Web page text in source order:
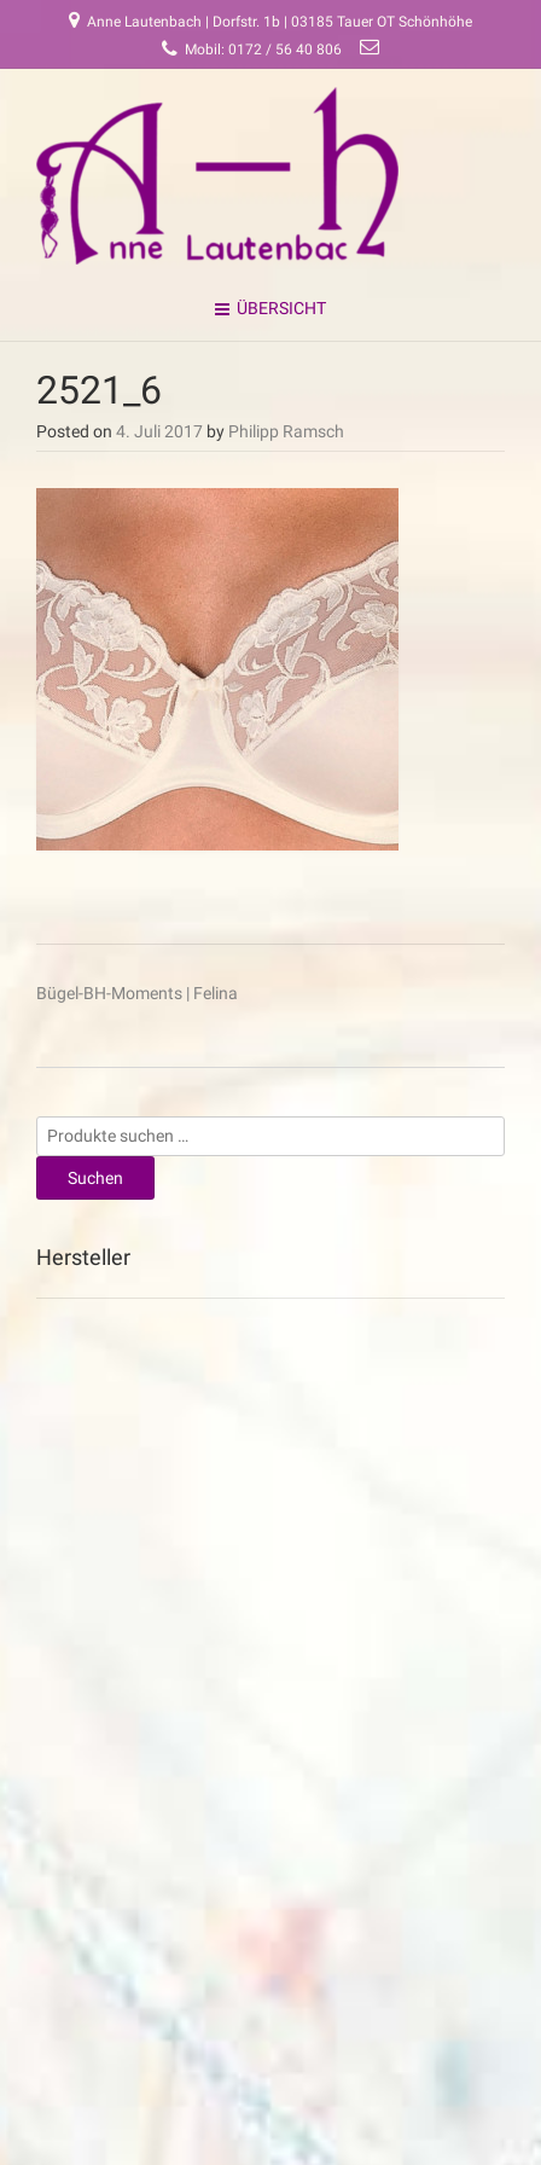
Anne Lautenbach | Dorfstr. 1b | 03185 Tauer OT Schönhöhe
Mobil: 0172 / 56 40 806
ÜBERSICHT
2521_6
Posted on 4. Juli 2017 by Philipp Ramsch
Beitragsnavigation
Bügel-BH-Moments | Felina
Suchen
nach:
Suchen
Hersteller